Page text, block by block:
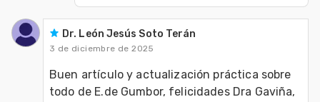
Dr. León Jesús Soto Terán
3 de diciembre de 2025
Buen artículo y actualización práctica sobre
todo de E.de Gumbor, felicidades Dra Gaviña,